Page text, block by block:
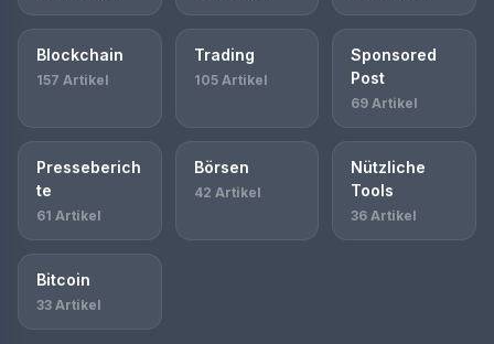
Blockchain
157 Artikel
Trading
105 Artikel
Sponsored
Post
69 Artikel
Presseberich
te
61 Artikel
Börsen
42 Artikel
Nützliche
Tools
36 Artikel
Bitcoin
33 Artikel